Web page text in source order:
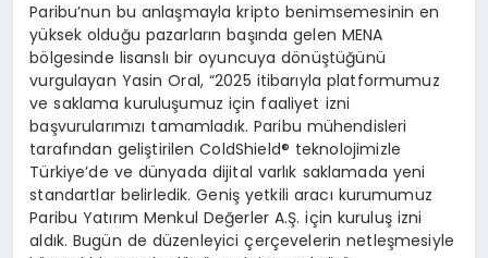
Paribu’nun bu anlaşmayla kripto benimsemesinin en
yüksek olduğu pazarların başında gelen MENA
bölgesinde lisanslı bir oyuncuya dönüştüğünü
vurgulayan Yasin Oral, “2025 itibarıyla platformumuz
ve saklama kuruluşumuz için faaliyet izni
başvurularımızı tamamladık. Paribu mühendisleri
tarafından geliştirilen ColdShield® teknolojimizle
Türkiye’de ve dünyada dijital varlık saklamada yeni
standartlar belirledik. Geniş yetkili aracı kurumumuz
Paribu Yatırım Menkul Değerler A.Ş. için kuruluş izni
aldık. Bugün de düzenleyici çerçevelerin netleşmesiyle